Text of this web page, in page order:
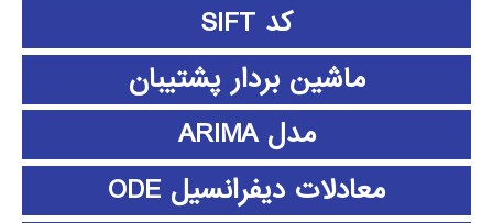
کد SIFT
ماشین بردار پشتیبان
مدل ARIMA
معادلات دیفرانسیل ODE